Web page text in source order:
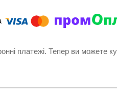
платежі. Тепер ви можете